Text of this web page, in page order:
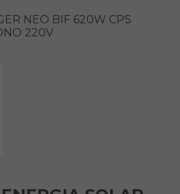
NEO BIF 620W CPS
220V